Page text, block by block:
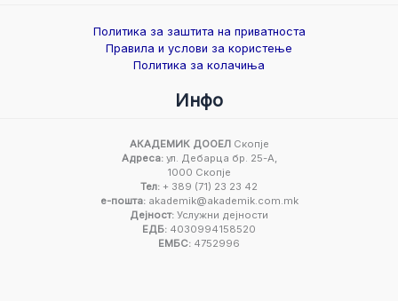
Политика за заштита на приватноста
Правила и услови за користење
Политика за колачиња
Инфо
АКАДЕМИК ДООЕЛСкопје
Адреса:ул. Дебарца бр. 25-А,
1000 Скопје
Тел: + 389 (71) 23 23 42
е-пошта:akademik@akademik.com.mk
Дејност: Услужни дејности
ЕДБ: 4030994158520
ЕМБС: 4752996